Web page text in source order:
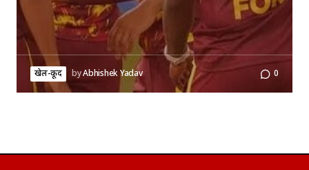
खेल-कूद byAbhishek Yadav 0